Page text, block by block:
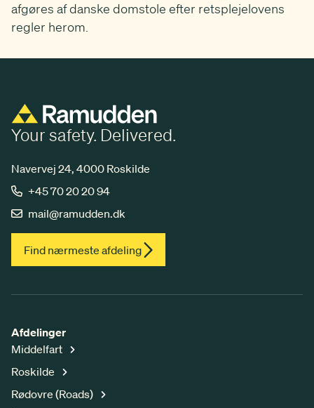
afgøres af danske domstole efter retsplejelovens
regler herom.
Your safety. Delivered.
Navervej 24, 4000 Roskilde
+45 70 20 20 94
mail@ramudden.dk
Find nærmeste afdeling
Afdelinger
Middelfart
Roskilde
Rødovre (Roads)